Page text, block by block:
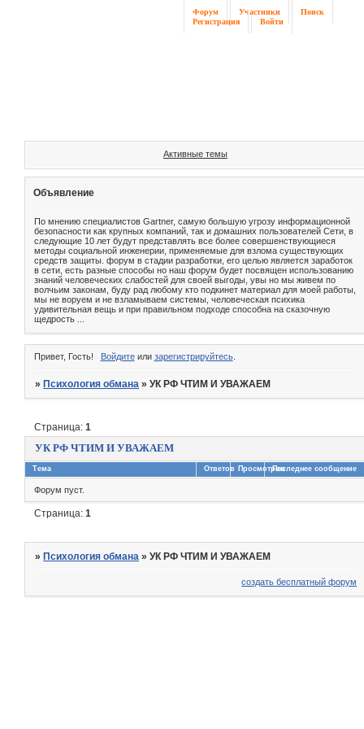
Форум Участники
Поиск
Регистрация
Войти
Активные темы
Объявление
По мнению специалистов Gartner, самую большую угрозу информационной
безопасности как крупных компаний, так и домашних пользователей Сети, в
следующие 10 лет будут представлять все более совершенствующиеся
методы социальной инженерии, применяемые для взлома существующих
средств защиты. форум в стадии разработки, его целью является заработок
в сети, есть разные способы но наш форум будет посвящен использованию
знаний человеческих слабостей для своей выгоды, увы но мы живем по
волчьим законам, буду рад любому кто подкинет материал для моей работы,
мы не воруем и не взламываем системы, человеческая психика
удивительная вещь и при правильном подходе способна на сказочную
щедрость ...
Привет, Гость! Войдитеили зарегистрируйтесь.
» Психология обмана »УК РФ ЧТИМ И УВАЖАЕМ
УК РФ ЧТИМ И УВАЖАЕМ
Страница:1
Тема Ответов ПросмотровПоследнее сообщение
Форум пуст.
Страница:1
»Психология обмана »УК РФ ЧТИМ И УВАЖАЕМ
создать бесплатный форум